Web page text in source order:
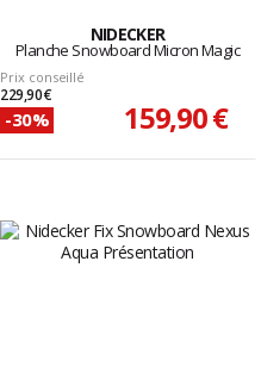
NIDECKER
Planche Snowboard Micron Magic
Prix conseillé
229,90 €
-30% 159,90 €